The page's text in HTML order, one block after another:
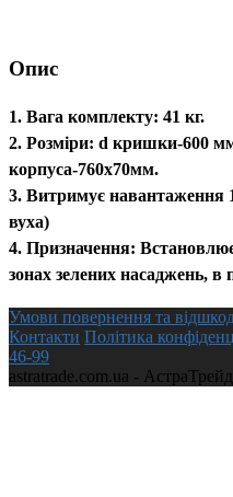
Опис
1. Вага комплекту: 41 кг.
2. Розміри: d кришки-600
корпуса-760х70мм.
3. Витримує навантаження
вуха)
4. Призначення:
зонах зелених насаджень, в
оглядових колодязів
септиків. Є можливість
замикаючого пристрою.х,
Умови повернення та
Контакти Політика
46-99
astratrade.com.ua -